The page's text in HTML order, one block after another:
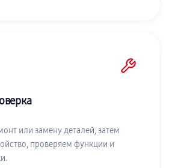
или замену деталей, затем
проверяем функции и